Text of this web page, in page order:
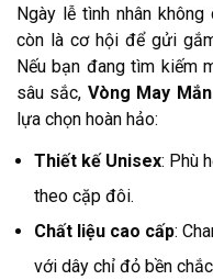
Ngày lễ tình nhân
còn là cơ hội để gửi
Nếu bạn đang tìm kiếm
sâu sắc, Vòng May
lựa chọn hoàn hảo:
Thiết kế Unisex: Phù
theo cặp đôi.
Chất liệu cao cấp:
với dây chỉ đỏ bền